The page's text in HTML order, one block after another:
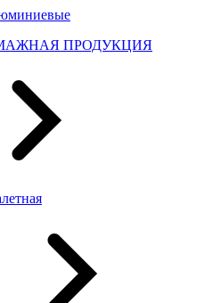
ПРОДУКЦИЯ